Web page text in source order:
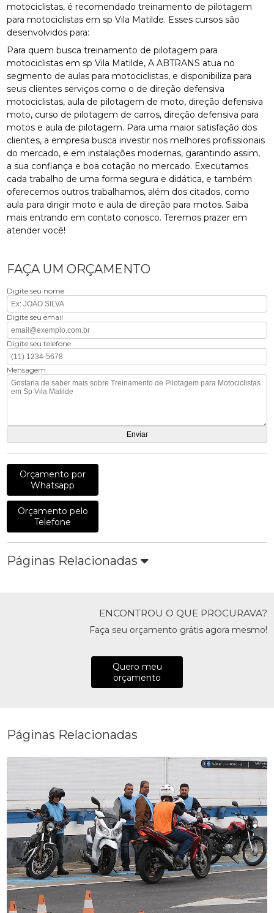
motociclistas, é recomendado treinamento de pilotagem
para motociclistas em sp Vila Matilde. Esses cursos são
desenvolvidos para:
Para quem busca treinamento de pilotagem para
motociclistas em sp Vila Matilde, A ABTRANS atua no
segmento de aulas para motociclistas, e disponibiliza para
seus clientes serviços como o de direção defensiva
motociclistas, aula de pilotagem de moto, direção defensiva
moto, curso de pilotagem de carros, direção defensiva para
motos e aula de pilotagem. Para uma maior satisfação dos
clientes, a empresa busca investir nos melhores profissionais
do mercado, e em instalações modernas, garantindo assim,
a sua confiança e boa cotação no mercado. Executamos
cada trabalho de uma forma segura e didática, e também
oferecemos outros trabalhamos, além dos citados, como
aula para dirigir moto e aula de direção para motos. Saiba
mais entrando em contato conosco. Teremos prazer em
atender você!
FAÇA UM ORÇAMENTO
Digite seu nome
Digite seu email
Digite seu telefone
Mensagem
Orçamento por
Whatsapp
Orçamento pelo
Telefone
Páginas Relacionadas
ENCONTROU O QUE PROCURAVA?
Faça seu orçamento grátis agora mesmo!
Quero meu
orçamento
Páginas Relacionadas